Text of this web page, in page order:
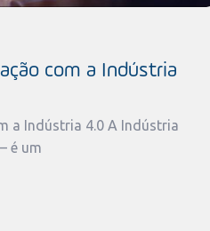
com a Indústria
a Indústria 4.0 A Indústria
é um